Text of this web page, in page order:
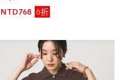
NTD768
6折